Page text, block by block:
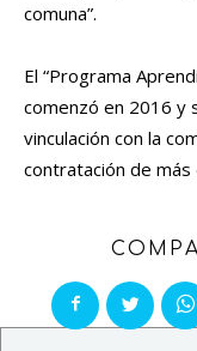
comuna”.
El “Programa
comenzó en 2016 y
vinculación con la
contratación de